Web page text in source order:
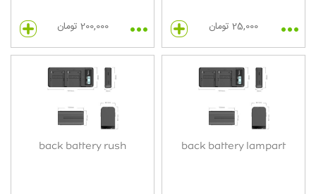
25,000 تومان 200,000 تومان
back battery lampart
back battery rush